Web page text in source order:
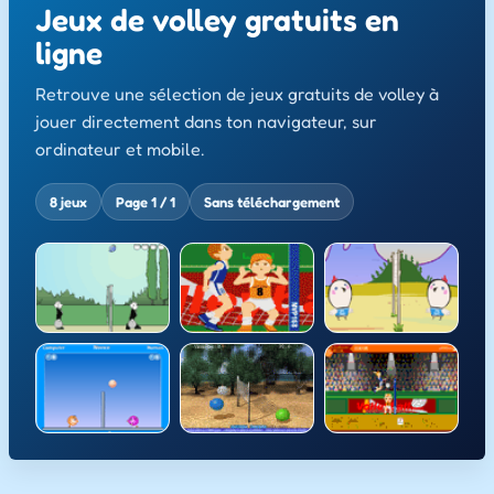
Jeux de volley gratuits en
ligne
Retrouve une sélection de jeux gratuits de volley à
jouer directement dans ton navigateur, sur
ordinateur et mobile.
8 jeux Page 1 / 1 Sans téléchargement